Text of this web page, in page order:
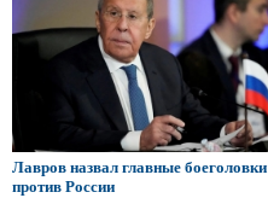
Лавров назвал главные боеголовки
против России